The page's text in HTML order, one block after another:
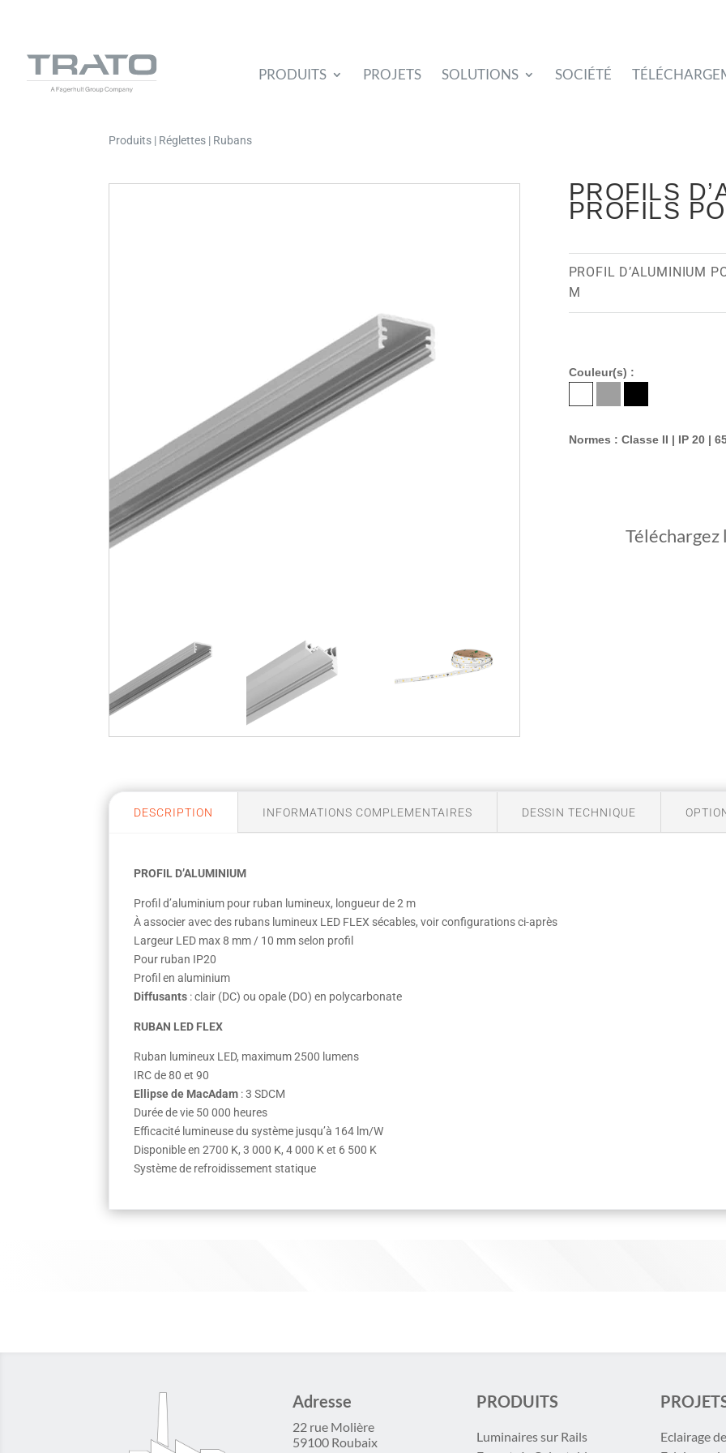
PRODUITS PROJETS SOLUTIONS SOCIÉTÉ
Produits | Réglettes | Rubans
PROFILS
PROFILS
PROFIL D’ALUMINIUM
M
Couleur(s) :
Normes : Classe II | IP 20 |
DESCRIPTION INFORMATIONS COMPLEMENTAIRES DESSIN TECHNIQUE
PROFIL D’ALUMINIUM
Profil d’aluminium pour ruban lumineux, longueur de 2 m
À associer avec des rubans lumineux LED FLEX sécables, voir configurations ci-après
Largeur LED max 8 mm / 10 mm selon profil
Pour ruban IP20
Profil en aluminium
Diffusants : clair (DC) ou opale (DO) en polycarbonate
RUBAN LED FLEX
Ruban lumineux LED, maximum 2500 lumens
IRC de 80 et 90
Ellipse de MacAdam : 3 SDCM
Durée de vie 50 000 heures
Efficacité lumineuse du système jusqu’à 164 lm/W
Disponible en 2700 K, 3 000 K, 4 000 K et 6 500 K
Système de refroidissement statique
Adresse
22 rue Molière
59100 Roubaix
PRODUITS
Luminaires sur Rails
Eclairage